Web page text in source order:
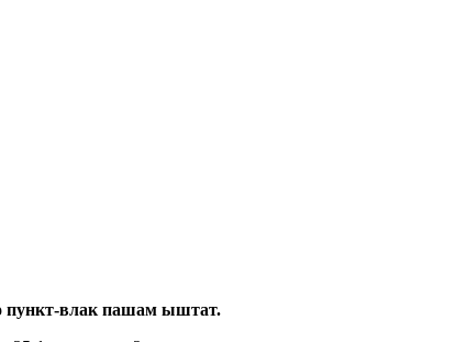
пункт-влак пашам ыштат.